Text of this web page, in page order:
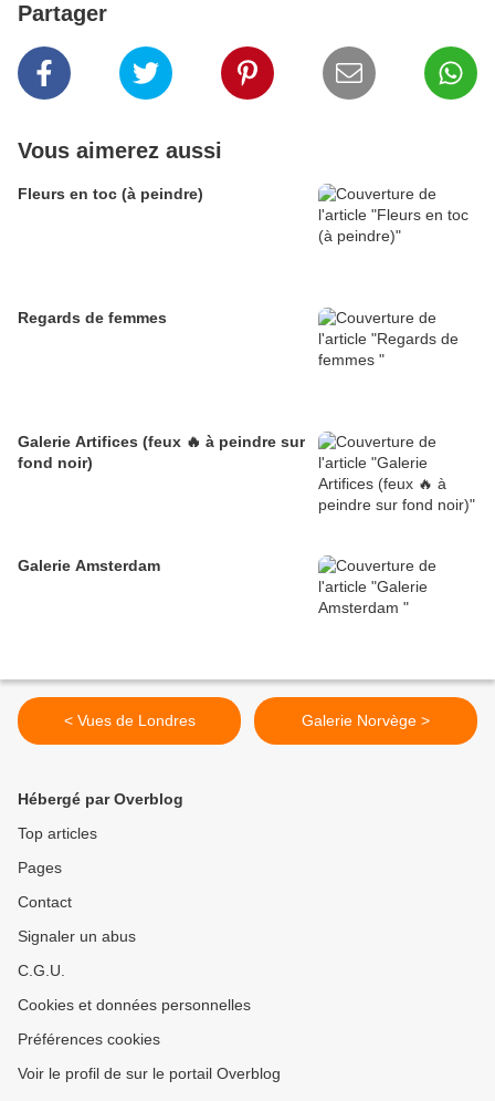
Partager
Vous aimerez aussi
Fleurs en toc (à peindre)
Regards de femmes
Galerie Artifices (feux 🔥 à peindre sur
fond noir)
Galerie Amsterdam
< Vues de Londres Galerie Norvège >
Hébergé par Overblog
Top articles
Pages
Contact
Signaler un abus
C.G.U.
Cookies et données personnelles
Préférences cookies
Voir le profil de sur le portail Overblog